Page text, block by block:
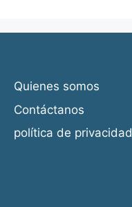
Quienes somos
Contáctanos
política de privacidad